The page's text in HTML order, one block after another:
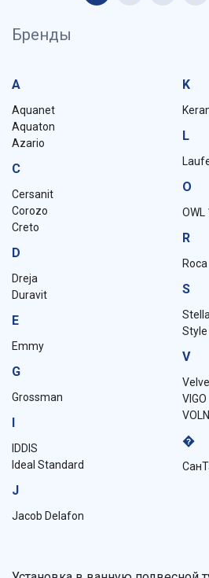
Бренды
A
Aquanet
Aquaton
Azario
C
Cersanit
Corozo
Creto
D
Dreja
Duravit
E
Emmy
G
Grossman
I
IDDIS
Ideal Standard
J
Jacob Delafon
K
L
O
OWL
R
Roca
S
Style
V
VIGO
�